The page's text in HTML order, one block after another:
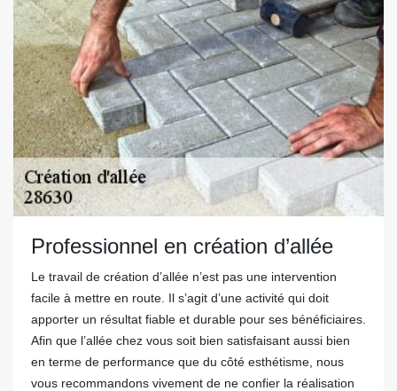
Professionnel en création d’allée
Le travail de création d’allée n’est pas une intervention
facile à mettre en route. Il s’agit d’une activité qui doit
apporter un résultat fiable et durable pour ses bénéficiaires.
Afin que l’allée chez vous soit bien satisfaisant aussi bien
en terme de performance que du côté esthétisme, nous
vous recommandons vivement de ne confier la réalisation